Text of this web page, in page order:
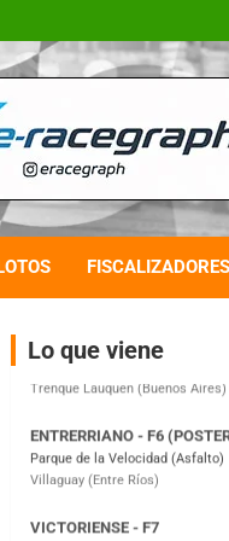
FISCALIZADORES
Lo que viene
COBERTURA ESPECIAL DE
IAME SERIES ARGENTINA 6
Ramiro Tot (Asfalto)
ENTRERRIANO - F6
Villaguay (Entre Ríos)
VICTORIENSE - F7
Victoria (Entre Ríos)